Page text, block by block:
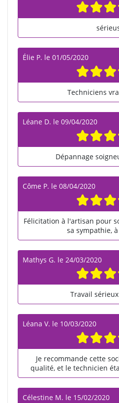
Élie P. le 01/05/2020
Techniciens
Léane D. le 09/04/2020
Dépannage
Côme P. le 08/04/2020
Félicitation à l'artisan pour
sa sympathie,
Mathys G. le 24/03/2020
Travail
Léana V. le 10/03/2020
Je recommande cette
qualité, et le technicien
Célestine M. le 15/02/2020